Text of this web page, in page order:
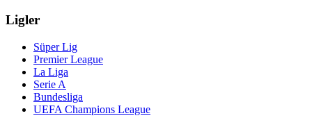
Ligler
Süper Lig
Premier League
La Liga
Serie A
Bundesliga
UEFA Champions League